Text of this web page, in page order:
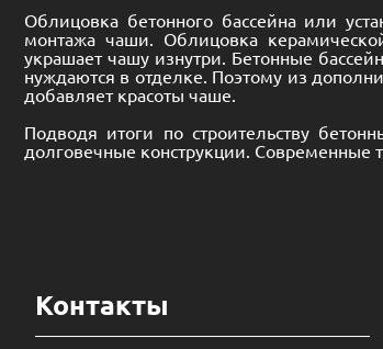
Облицовка бетонного бассейна или
монтажа чаши. Облицовка
украшает чашу изнутри. Бетонные
нуждаются в отделке. Поэтому из
добавляет красоты чаше.
Подводя итоги по строительству
долговечные конструкции. Современные
Контакты